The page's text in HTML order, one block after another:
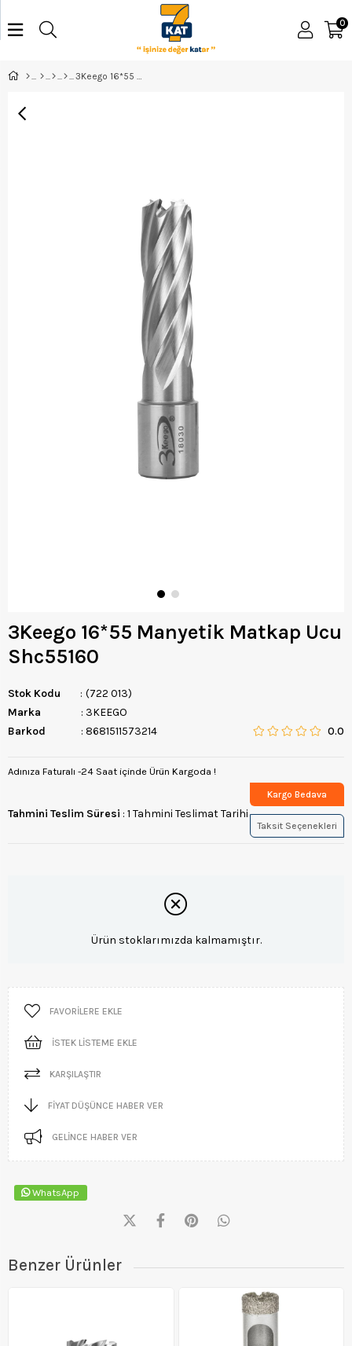
0
3Keego 16*55 Manyetik Matkap Ucu
Shc55160
Stok Kodu
(722 013)
Marka
: 3KEEGO
Barkod
: 8681511573214 0.0
Adınıza Faturalı -24 Saat içinde Ürün Kargoda !
Tahmini Teslim Süresi : 1 Tahmini Teslimat Tarihi
Kargo Bedava
Taksit Seçenekleri
Ürün stoklarımızda kalmamıştır.
FAVORILERE EKLE
İSTEK LISTEME EKLE
KARŞILAŞTIR
FIYAT DÜŞÜNCE HABER VER
GELINCE HABER VER
WhatsApp
Benzer Ürünler